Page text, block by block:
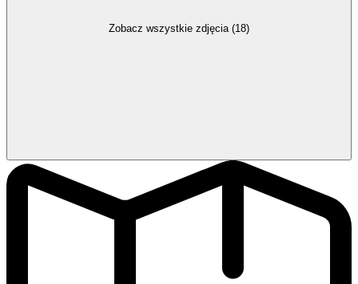
Zobacz wszystkie zdjęcia (18)